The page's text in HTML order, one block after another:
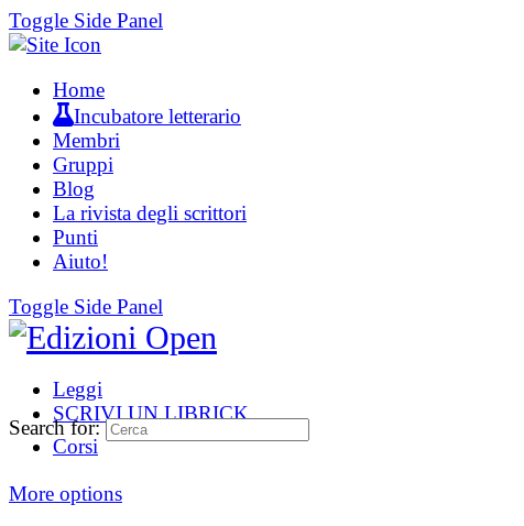
Toggle Side Panel
Home
Incubatore letterario
Membri
Gruppi
Blog
La rivista degli scrittori
Punti
Aiuto!
Toggle Side Panel
Leggi
SCRIVI UN LIBRICK
Corsi
More options
Search for: